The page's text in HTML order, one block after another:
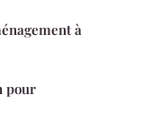
à
pour